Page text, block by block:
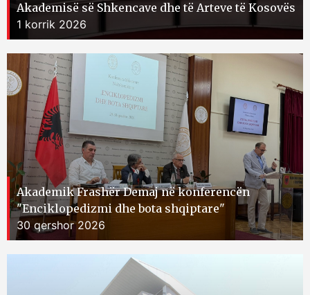
Akademisë së Shkencave dhe të Arteve të Kosovës
1 korrik 2026
Akademik Frashër Demaj në konferencën
"Enciklopedizmi dhe bota shqiptare"
30 qershor 2026